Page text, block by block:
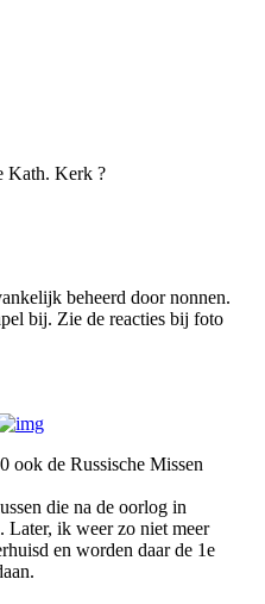
Kath. Kerk ?
beheerd door nonnen.
bij. Zie de reacties bij foto
ook de Russische Missen
die na de oorlog in
Later, ik weer zo niet meer
en worden daar de 1e